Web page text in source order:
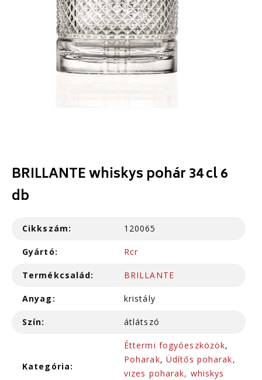
BRILLANTE whiskys pohár 34 cl 6
db
Cikkszám: 120065
Gyártó: Rcr
Termékcsalád: BRILLANTE
Anyag: kristály
Szín: átlátszó
Kategória:
Éttermi fogyóeszközök,
Poharak, Üdítős poharak,
vizes poharak, whiskys